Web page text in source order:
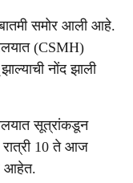
बातमी समोर आली आहे.
(CSMH)
नोंद झाली
सूत्रांकडून
रात्री 10 ते आज
आहेत.